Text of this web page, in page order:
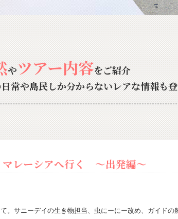
やツアー内容をご紹介
常や島民しか分からないレアな情報も
レーシアへ行く 〜出発編〜
。サニーデイの生き物担当、虫にーにー改め、ガイドの